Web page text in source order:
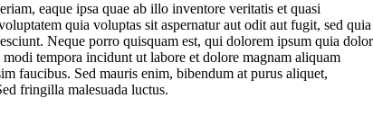
eaque ipsa quae ab illo inventore veritatis et quasi
quia voluptas sit aspernatur aut odit aut fugit, sed quia
Neque porro quisquam est, qui dolorem ipsum quia dolor
tempora incidunt ut labore et dolore magnam aliquam
faucibus. Sed mauris enim, bibendum at purus aliquet,
fringilla malesuada luctus.